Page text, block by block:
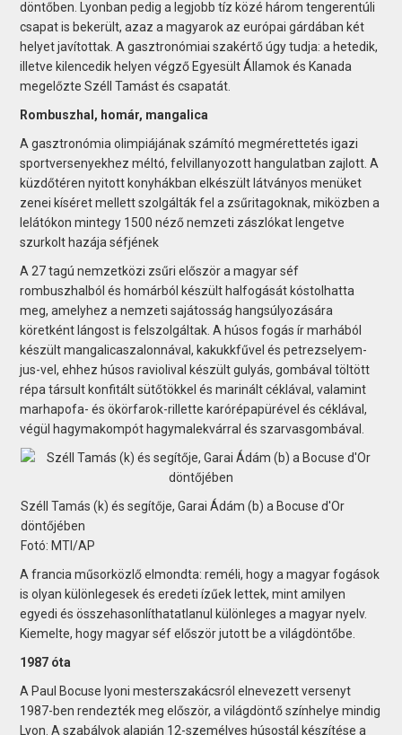
döntőben. Lyonban pedig a legjobb tíz közé három tengerentúli
csapat is bekerült, azaz a magyarok az európai gárdában két
helyet javítottak. A gasztronómiai szakértő úgy tudja: a hetedik,
illetve kilencedik helyen végző Egyesült Államok és Kanada
megelőzte Széll Tamást és csapatát.
Rombuszhal, homár, mangalica
A gasztronómia olimpiájának számító megmérettetés igazi
sportversenyekhez méltó, felvillanyozott hangulatban zajlott. A
küzdőtéren nyitott konyhákban elkészült látványos menüket
zenei kíséret mellett szolgálták fel a zsűritagoknak, miközben a
lelátókon mintegy 1500 néző nemzeti zászlókat lengetve
szurkolt hazája séfjének
A 27 tagú nemzetközi zsűri először a magyar séf
rombuszhalból és homárból készült halfogását kóstolhatta
meg, amelyhez a nemzeti sajátosság hangsúlyozására
köretként lángost is felszolgáltak. A húsos fogás ír marhából
készült mangalicaszalonnával, kakukkfűvel és petrezselyem-
jus-vel, ehhez húsos raviolival készült gulyás, gombával töltött
répa társult konfitált sütőtökkel és marinált céklával, valamint
marhapofa- és ökörfarok-rillette karórépapürével és céklával,
végül hagymakompót hagymalekvárral és szarvasgombával.
Széll Tamás (k) és segítője, Garai Ádám (b) a Bocuse d'Or
döntőjében
Fotó: MTI/AP
A francia műsorközlő elmondta: reméli, hogy a magyar fogások
is olyan különlegesek és eredeti ízűek lettek, mint amilyen
egyedi és összehasonlíthatatlanul különleges a magyar nyelv.
Kiemelte, hogy magyar séf először jutott be a világdöntőbe.
1987 óta
A Paul Bocuse lyoni mesterszakácsról elnevezett versenyt
1987-ben rendezték meg először, a világdöntő színhelye mindig
Lyon. A szabályok alapján 12-személyes húsostál készítése a